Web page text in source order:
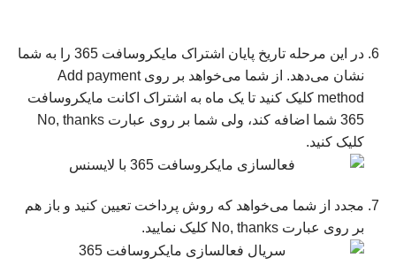
در این مرحله تاریخ پایان اشتراک مایکروسافت 365 را به شما
نشان می‌دهد. از شما می‌خواهد بر روی Add payment
method کلیک کنید تا یک ماه به اشتراک اکانت مایکروسافت
365 شما اضافه کند، ولی شما بر روی عبارت No, thanks
کلیک کنید.
مجدد از شما می‌خواهد که روش پرداخت تعیین کنید و باز هم
بر روی عبارت No, thanks کلیک نمایید.